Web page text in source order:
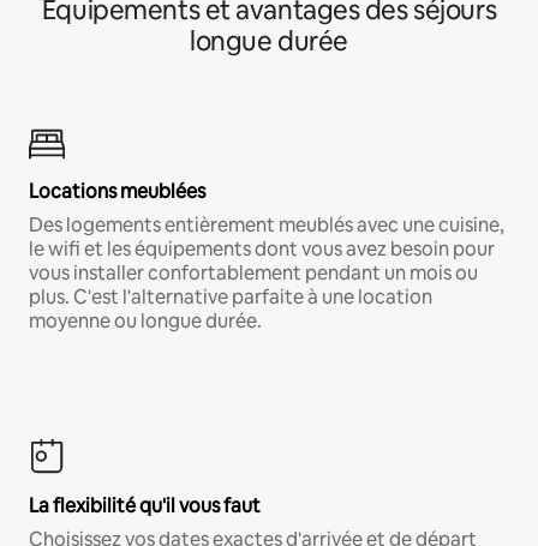
Équipements et avantages des séjours
longue durée
Locations meublées
Des logements entièrement meublés avec une cuisine,
le wifi et les équipements dont vous avez besoin pour
vous installer confortablement pendant un mois ou
plus. C'est l'alternative parfaite à une location
moyenne ou longue durée.
La flexibilité qu'il vous faut
Choisissez vos dates exactes d'arrivée et de départ